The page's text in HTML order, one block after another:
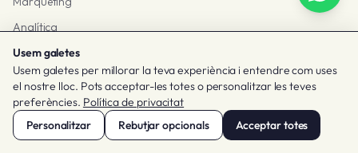
Analítica
IA
Mostra totes les eines
SOLUCIONS
Usem galetes
Usem galetes per millorar la teva experiència i entendre com uses
el nostre lloc. Pots acceptar-les totes o personalitzar les teves
preferències. Política de privacitat
Personalitzar
Rebutjar opcionals Acceptar totes